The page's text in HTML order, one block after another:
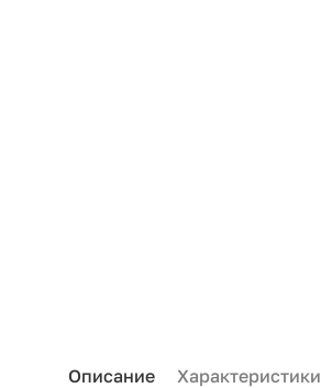
Описание Характеристики